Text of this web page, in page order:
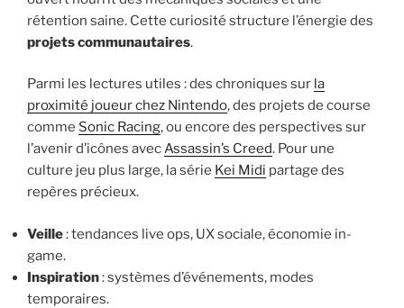
rétention saine. Cette curiosité structure l’énergie des
projets communautaires.
Parmi les lectures utiles : des chroniques sur la
proximité joueur chez Nintendo, des projets de course
comme Sonic Racing, ou encore des perspectives sur
l’avenir d’icônes avecAssassin’s Creed. Pour une
culture jeu plus large, la série Kei Midi partage des
repères précieux.
Veille: tendances live ops, UX sociale, économie in-
game.
Inspiration: systèmes d’événements, modes
temporaires.